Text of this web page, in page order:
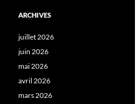
ARCHIVES
juillet 2026
juin 2026
mai 2026
avril 2026
mars 2026